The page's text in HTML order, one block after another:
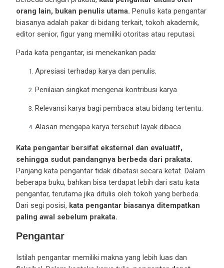
orang lain, bukan penulis utama. Penulis kata pengantar
biasanya adalah pakar di bidang terkait, tokoh akademik,
editor senior, figur yang memiliki otoritas atau reputasi.
Pada kata pengantar, isi menekankan pada:
Apresiasi terhadap karya dan penulis.
Penilaian singkat mengenai kontribusi karya.
Relevansi karya bagi pembaca atau bidang tertentu.
Alasan mengapa karya tersebut layak dibaca.
Kata pengantar bersifat eksternal dan evaluatif,
sehingga sudut pandangnya berbeda dari prakata.
Panjang kata pengantar tidak dibatasi secara ketat. Dalam
beberapa buku, bahkan bisa terdapat lebih dari satu kata
pengantar, terutama jika ditulis oleh tokoh yang berbeda.
Dari segi posisi, kata pengantar biasanya ditempatkan
paling awal sebelum prakata.
Pengantar
Istilah pengantar memiliki makna yang lebih luas dan